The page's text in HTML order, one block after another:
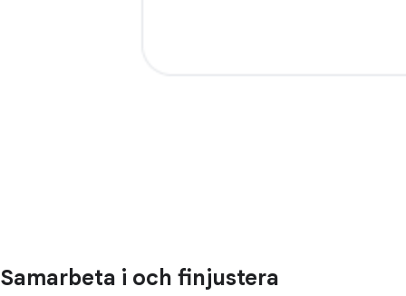
Samarbeta i och finjustera